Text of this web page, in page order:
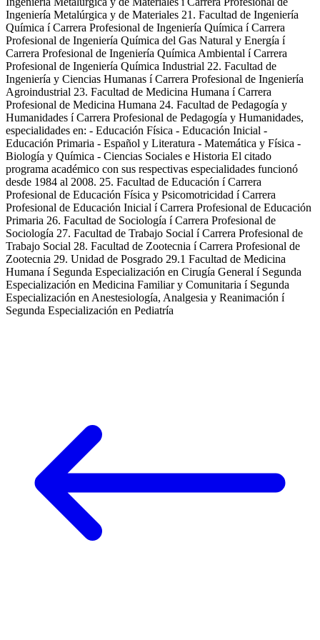
Ingeniería Metalúrgica y de Materiales 21. Facultad de Ingeniería
Química í Carrera Profesional de Ingeniería Química í Carrera
Profesional de Ingeniería Química del Gas Natural y Energía í
Carrera Profesional de Ingeniería Química Ambiental í Carrera
Profesional de Ingeniería Química Industrial 22. Facultad de
Ingeniería y Ciencias Humanas í Carrera Profesional de Ingeniería
Agroindustrial 23. Facultad de Medicina Humana í Carrera
Profesional de Medicina Humana 24. Facultad de Pedagogía y
Humanidades í Carrera Profesional de Pedagogía y Humanidades,
especialidades en: - Educación Física - Educación Inicial -
Educación Primaria - Español y Literatura - Matemática y Física -
Biología y Química - Ciencias Sociales e Historia El citado
programa académico con sus respectivas especialidades funcionó
desde 1984 al 2008. 25. Facultad de Educación í Carrera
Profesional de Educación Física y Psicomotricidad í Carrera
Profesional de Educación Inicial í Carrera Profesional de Educación
Primaria 26. Facultad de Sociología í Carrera Profesional de
Sociología 27. Facultad de Trabajo Social í Carrera Profesional de
Trabajo Social 28. Facultad de Zootecnia í Carrera Profesional de
Zootecnia 29. Unidad de Posgrado 29.1 Facultad de Medicina
Humana í Segunda Especialización en Cirugía General í Segunda
Especialización en Medicina Familiar y Comunitaria í Segunda
Especialización en Anestesiología, Analgesia y Reanimación í
Segunda Especialización en Pediatría